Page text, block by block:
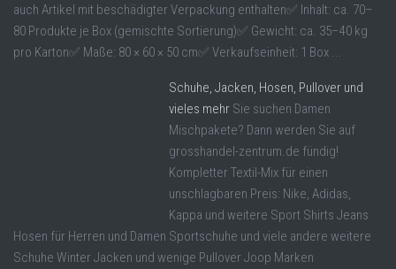
auch Artikel mit beschädigter Verpackung enthalten✅ Inhalt: ca. 70–
80 Produkte je Box (gemischte Sortierung)✅ Gewicht: ca. 35–40 kg
pro Karton✅ Maße: 80 × 60 × 50 cm✅ Verkaufseinheit: 1 Box ...
Schuhe, Jacken, Hosen, Pullover und
vieles mehr Sie suchen Damen
Mischpakete? Dann werden Sie auf
grosshandel-zentrum.de fündig!
Kompletter Textil-Mix für einen
unschlagbaren Preis: Nike, Adidas,
Kappa und weitere Sport Shirts Jeans
Hosen für Herren und Damen Sportschuhe und viele andere weitere
Schuhe Winter Jacken und wenige Pullover Joop Marken